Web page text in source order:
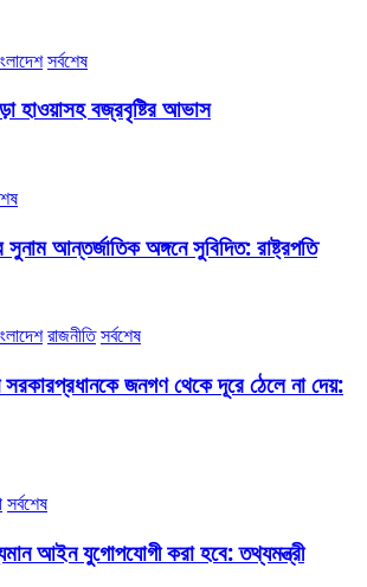
সর্বশেষ
হাওয়াসহ বজ্রবৃষ্টির আভাস
সুনাম আন্তর্জাতিক অঙ্গনে সুবিদিত: রাষ্ট্রপতি
রাজনীতি সর্বশেষ
জনগণ থেকে দূরে ঠেলে না দেয়:
সর্বশেষ
আইন যুগোপযোগী করা হবে: তথ্যমন্ত্রী